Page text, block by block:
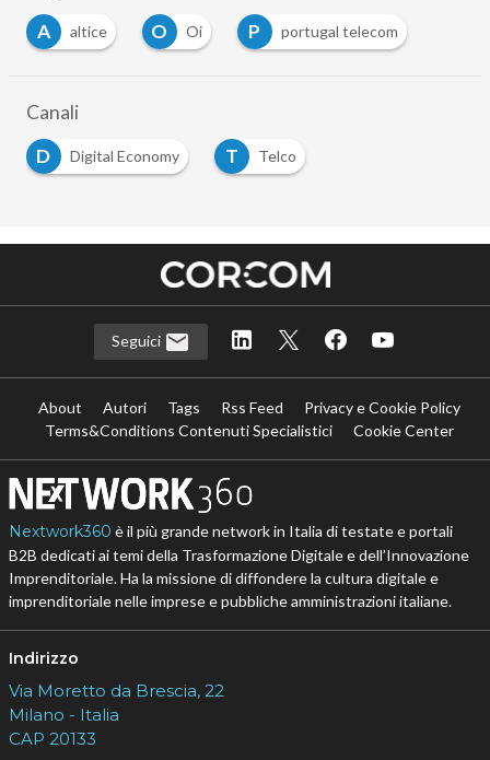
A
altice O Oi P portugal telecom
Canali
D
Digital Economy T Telco
Seguici
About Autori Tags Rss Feed
Privacy e Cookie Policy
Terms&Conditions Contenuti Specialistici
Cookie Center
Nextwork360 è il più grande network in Italia di testate e portali
B2B dedicati ai temi della Trasformazione Digitale e dell’Innovazione
Imprenditoriale. Ha la missione di diffondere la cultura digitale e
imprenditoriale nelle imprese e pubbliche amministrazioni italiane.
Indirizzo
Via Moretto da Brescia, 22
Milano - Italia
CAP 20133